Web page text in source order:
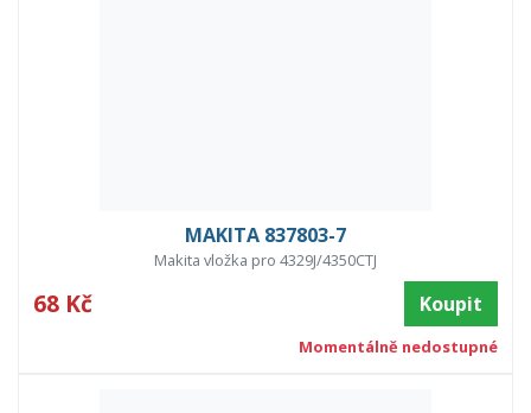
MAKITA 837803-7
Makita vložka pro 4329J/4350CTJ
68 Kč Koupit
Momentálně nedostupné